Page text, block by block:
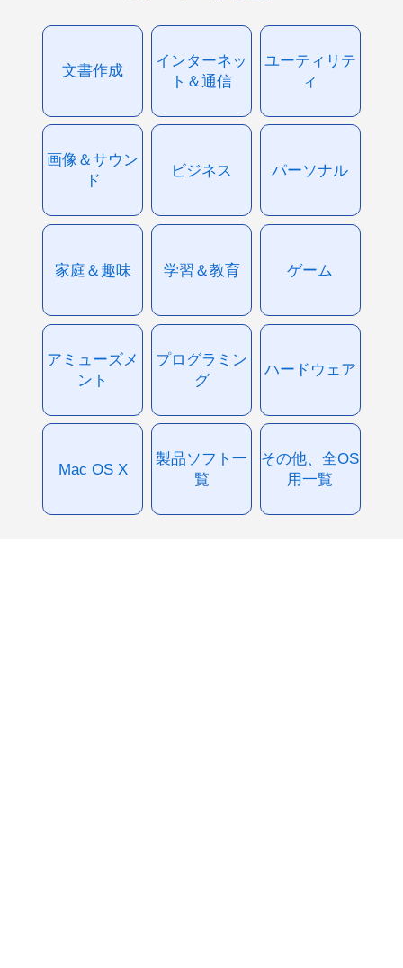
文書作成
インターネッ
ト＆通信
ユーティリテ
ィ
画像＆サウン
ド
ビジネス パーソナル
家庭＆趣味 学習＆教育 ゲーム
アミューズメ
ント
プログラミン
グ
ハードウェア
Mac OS X
製品ソフト一
覧
その他、全OS
用一覧